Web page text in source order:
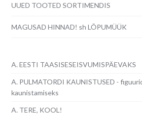
UUED TOOTED SORTIMENDIS
MAGUSAD HINNAD! sh LÕPUMÜÜK
A. EESTI TAASISESEISVUMISPÄEVAKS
A. PULMATORDI KAUNISTUSED -
kaunistamiseks
A. TERE, KOOL!